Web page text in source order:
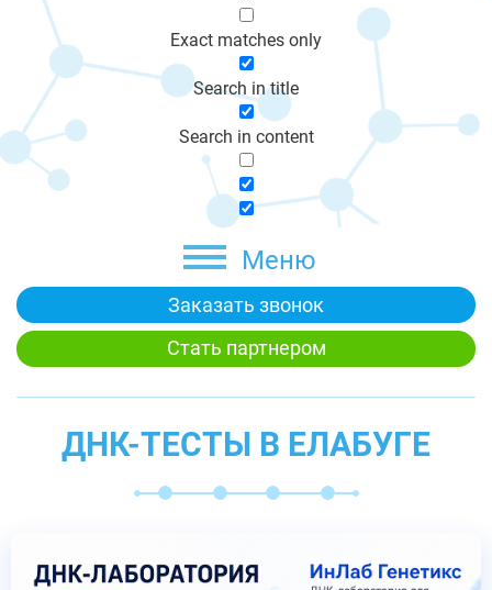
Exact matches only
Search in title
Search in content
Меню
Заказать звонок
Стать партнером
ДНК-ТЕСТЫ В ЕЛАБУГЕ